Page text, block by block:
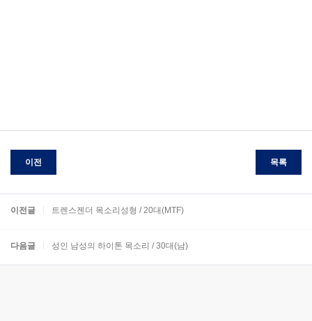
이전 목록
이전글 트렌스젠더 목소리성형 / 20대(MTF)
다음글 성인 남성의 하이톤 목소리 / 30대(남)